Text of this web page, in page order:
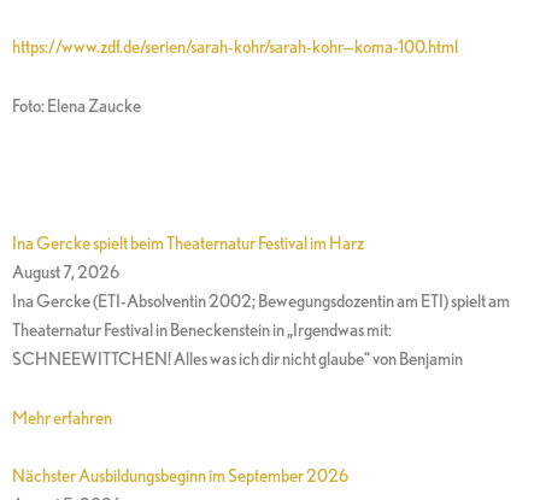
https://www.zdf.de/serien/sarah-kohr/sarah-kohr—koma-100.html
Foto: Elena Zaucke
Ina Gercke spielt beim Theaternatur Festival im Harz
August 7, 2026
Ina Gercke (ETI-Absolventin 2002; Bewegungsdozentin am ETI) spielt am
Theaternatur Festival in Beneckenstein in „Irgendwas mit:
SCHNEEWITTCHEN! Alles was ich dir nicht glaube“ von Benjamin
Mehr erfahren
Nächster Ausbildungsbeginn im September 2026